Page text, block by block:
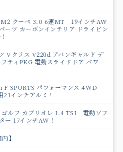
M2 クーペ 3.0 6速MT 19インチAW
ーツ カーボンインテリア ドライビン
Vクラス V220d アバンギャルド デ
ティPKG 電動スライドドア パワ－
F SPORTS パフォーマンス 4WD
21インチアルミ！
ゴルフ カブリオレ 1.4 TSI 電動ソフ
ー 17インチAW！
】